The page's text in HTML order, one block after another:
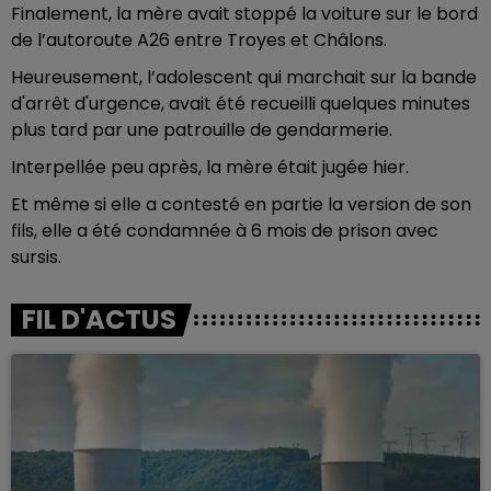
Finalement, la mère avait stoppé la voiture sur le bord
de l’autoroute A26 entre Troyes et Châlons.
Heureusement, l’adolescent qui marchait sur la bande
d'arrêt d'urgence, avait été recueilli quelques minutes
plus tard par une patrouille de gendarmerie.
Interpellée peu après, la mère était jugée hier.
Et même si elle a contesté en partie la version de son
fils, elle a été condamnée à 6 mois de prison avec
sursis.
FIL D'ACTUS